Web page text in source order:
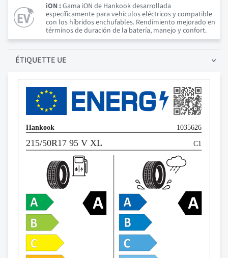
iON :Gama iON de Hankook desarrollada
específicamente para vehículos eléctricos y compatible
con los híbridos enchufables. Rendimiento mejorado en
términos de duración de la batería, manejo y confort.
ÉTIQUETTE UE